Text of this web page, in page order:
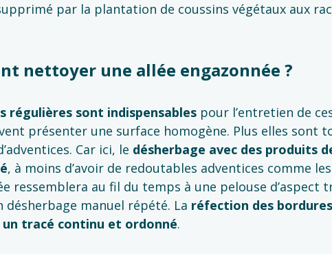
par la plantation de coussins végétaux aux
nettoyer une allée engazonnée ?
régulières sont indispensablespour l’entretien de
présenter une surface homogène. Plus elles sont
Car ici, le désherbage avec des
, à moins d’avoir de redoutables adventices comme
ressemblera au fil du temps à une pelouse d’aspect
désherbage manuel répété. La réfection des
tracé continu et ordonné.